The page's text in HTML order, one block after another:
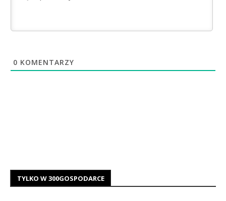
0 KOMENTARZY
TYLKO W 300GOSPODARCE